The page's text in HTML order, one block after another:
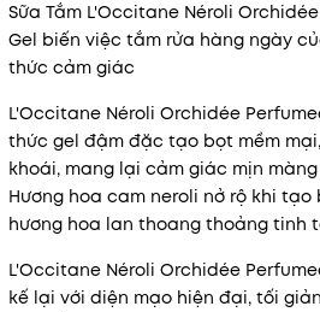
Sữa Tắm L'Occitane Néroli
Gel biến việc tắm rửa hàng ngày
thức cảm giác
L'Occitane Néroli Orchidée
thức gel đậm đặc tạo bọt mềm
khoái, mang lại cảm giác mịn
Hương hoa cam neroli nở rộ khi
hương hoa lan thoang thoảng tinh
L'Occitane Néroli Orchidée
kế lại với diện mạo hiện đại, tối